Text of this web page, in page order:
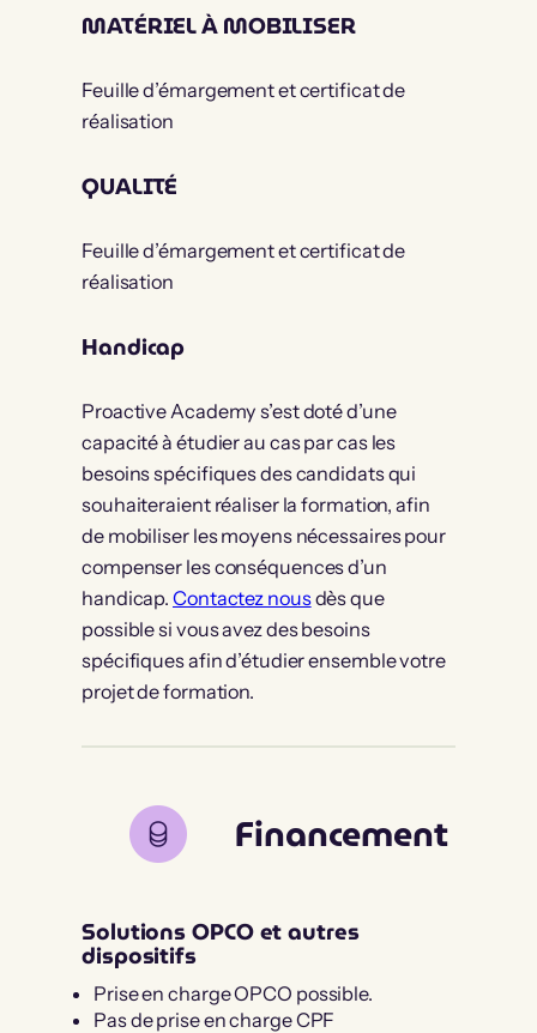
MATÉRIEL À MOBILISER
Feuille d’émargement et certificat de
réalisation
QUALITÉ
Feuille d’émargement et certificat de
réalisation
Handicap
Proactive Academy s’est doté d’une
capacité à étudier au cas par cas les
besoins spécifiques des candidats qui
souhaiteraient réaliser la formation, afin
de mobiliser les moyens nécessaires pour
compenser les conséquences d’un
handicap.Contactez nousdès que
possible si vous avez des besoins
spécifiques afin d’étudier ensemble votre
projet de formation.
Financement
Solutions OPCO et autres
dispositifs
Prise en charge OPCO possible.
Pas de prise en charge CPF